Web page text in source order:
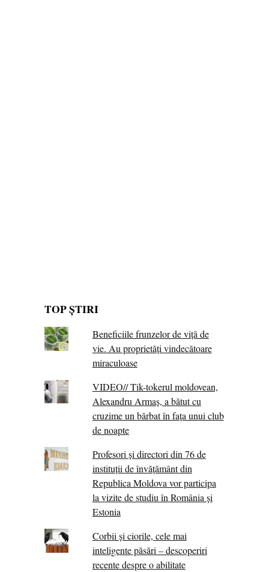
TOP ȘTIRI
Beneficiile frunzelor de viță de
vie. Au proprietăţi vindecătoare
miraculoase
VIDEO// Tik-tokerul moldovean,
Alexandru Armaș, a bătut cu
cruzime un bărbat în fața unui club
de noapte
Profesori și directori din 76 de
instituții de învățământ din
Republica Moldova vor participa
la vizite de studiu în România și
Estonia
Corbii şi ciorile, cele mai
inteligente păsări – descoperiri
recente despre o abilitate